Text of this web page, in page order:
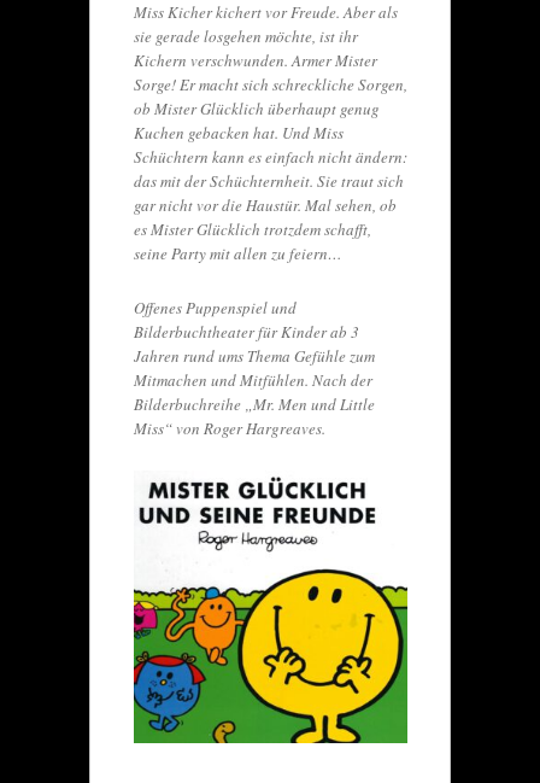
Miss Kicher kichert vor Freude. Aber als
sie gerade losgehen möchte, ist ihr
Kichern verschwunden. Armer Mister
Sorge! Er macht sich schreckliche Sorgen,
ob Mister Glücklich überhaupt genug
Kuchen gebacken hat. Und Miss
Schüchtern kann es einfach nicht ändern:
das mit der Schüchternheit. Sie traut sich
gar nicht vor die Haustür. Mal sehen, ob
es Mister Glücklich trotzdem schafft,
seine Party mit allen zu feiern…
Offenes Puppenspiel und
Bilderbuchtheater für Kinder ab 3
Jahren rund ums Thema Gefühle zum
Mitmachen und Mitfühlen. Nach der
Bilderbuchreihe „Mr. Men und Little
Miss“ von Roger Hargreaves.